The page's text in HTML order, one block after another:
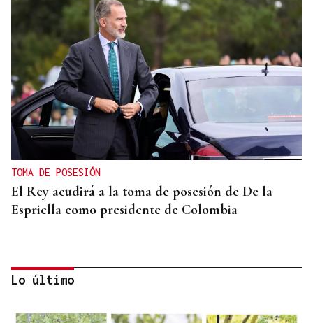
TOMA DE POSESIÓN
El Rey acudirá a la toma de posesión de De la
Espriella como presidente de Colombia
Lo último